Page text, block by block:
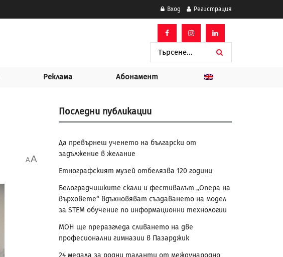
Вход Регистрация
Реклама Абонамент
AA
Последни публикации
Да превърнеш ученето на български от
задължение в желание
Етнографският музей отбелязва 120 години
Белоградчишките скали и фестивалът „Опера на
върховете“ вдъхновяват създаването на модел
за STEM обучение по информационни технологии
МОН ще преразгледа сливането на две
професионални гимназии в Пазарджик
24 медала за родни таланти от международно